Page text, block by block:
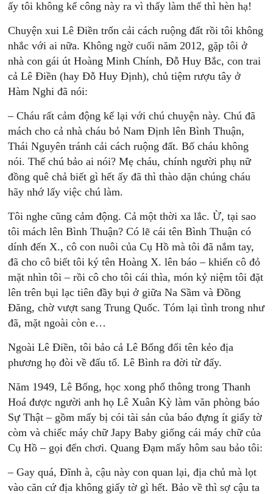
ấy tôi không kể công này ra vì thấy làm thế thì hèn hạ!
Chuyện xui Lê Điền trốn cải cách ruộng đất rồi tôi không
nhắc với ai nữa. Không ngờ cuối năm 2012, gặp tôi ở
nhà con gái út Hoàng Minh Chính, Đỗ Huy Bắc, con trai
cả Lê Điền (hay Đỗ Huy Định), chủ tiệm rượu tây ở
Hàm Nghi đã nói:
– Cháu rất cảm động kể lại với chú chuyện này. Chú đã
mách cho cả nhà cháu bỏ Nam Định lên Bình Thuận,
Thái Nguyên tránh cải cách ruộng đất. Bố cháu không
nói. Thế chú bảo ai nói? Mẹ cháu, chính người phụ nữ
đồng quê chả biết gì hết ấy đã thì thào dặn chúng cháu
hãy nhớ lấy việc chú làm.
Tôi nghe cũng cảm động. Cả một thời xa lắc. Ừ, tại sao
tôi mách lên Bình Thuận? Có lẽ cái tên Bình Thuận có
dính đến X., cô con nuôi của Cụ Hồ mà tôi đã nắm tay,
đã cho cô biết tôi ký tên Hoàng X. lên báo – khiến cô đỏ
mặt nhìn tôi – rồi cô cho tôi cái thìa, món kỷ niệm tôi đặt
lên trên bụi lạc tiên đầy bụi ở giữa Na Sầm và Đồng
Đăng, chờ vượt sang Trung Quốc. Tóm lại tình trong như
đã, mặt ngoài còn e…
Ngoài Lê Điền, tôi bảo cả Lê Bổng đổi tên kẻo địa
phương họ đòi về đấu tố. Lê Bình ra đời từ đấy.
Năm 1949, Lê Bổng, học xong phổ thông trong Thanh
Hoá được người anh họ Lê Xuân Kỳ làm văn phòng báo
Sự Thật – gồm mấy bị cói tài sản của báo đựng ít giấy tờ
còm và chiếc máy chữ Japy Baby giống cái máy chữ của
Cụ Hồ – gọi đến chơi. Quang Đạm mấy hôm sau bảo tôi:
– Gay quá, Đĩnh à, cậu này con quan lại, địa chủ mà lọt
vào căn cứ địa không giấy tờ gì hết. Bảo về thì sợ cậu ta